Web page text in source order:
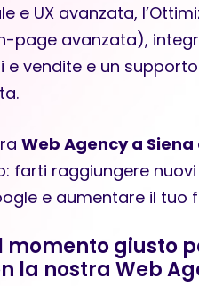
e UX avanzata,
page avanzata),
vendite e un
Web Agency a
farti raggiungere
e aumentare il tuo
momento giusto
la nostra Web